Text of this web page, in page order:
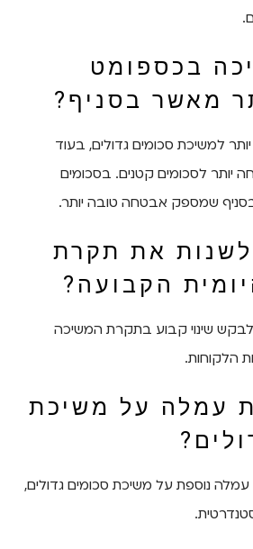
בכספומט
מאשר בסניף?
למשיכת סכומים גדולים, בעוד
יותר לסכומים קטנים. בסכומים
שמספק אבטחה טובה יותר.
לשנות את תקרת
הקבועה?
לבקש שינוי קבוע בתקרת המשיכה
הלקוחות.
עמלה על משיכת
עמלה נוספת על משיכת סכומים גדולים,